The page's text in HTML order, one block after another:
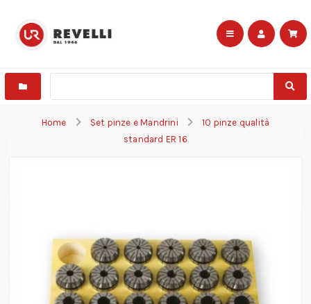
Home Set pinze e Mandrini
10 pinze qualità
standard ER 16